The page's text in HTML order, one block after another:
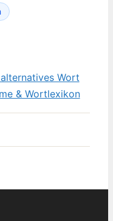
Wort
& Wortlexikon